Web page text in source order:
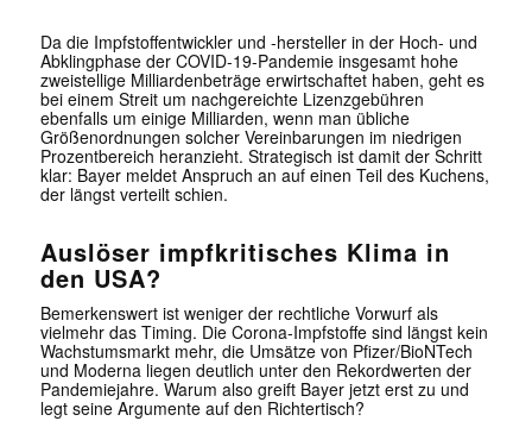
Da die Impfstoffentwickler und -hersteller in der Hoch- und
Abklingphase der COVID-19-Pandemie insgesamt hohe
zweistellige Milliardenbeträge erwirtschaftet haben, geht es
bei einem Streit um nachgereichte Lizenzgebühren
ebenfalls um einige Milliarden, wenn man übliche
Größenordnungen solcher Vereinbarungen im niedrigen
Prozentbereich heranzieht. Strategisch ist damit der Schritt
klar: Bayer meldet Anspruch an auf einen Teil des Kuchens,
der längst verteilt schien.
Auslöser impfkritisches Klima in
den USA?
Bemerkenswert ist weniger der rechtliche Vorwurf als
vielmehr das Timing. Die Corona-Impfstoffe sind längst kein
Wachstumsmarkt mehr, die Umsätze von Pfizer/BioNTech
und Moderna liegen deutlich unter den Rekordwerten der
Pandemiejahre. Warum also greift Bayer jetzt erst zu und
legt seine Argumente auf den Richtertisch?